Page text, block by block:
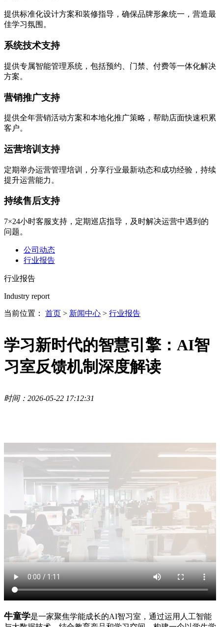
提供标准化设计方案和装修指导，确保品牌形象统一，营造最
佳学习氛围。
系统技术支持
提供专属智能管理系统，包括预约、门禁、付费等一体化解决
方案。
营销推广支持
提供全年营销活动方案和本地化推广策略，帮助店面快速积累
客户。
运营培训支持
定期举办运营管理培训，分享行业最新动态和成功经验，持续
提升运营能力。
持续售后支持
7×24小时客服支持，定期巡店指导，及时解决运营中遇到的
问题。
公司动态
行业报告
行业报告
Industry report
当前位置： 首页 > 新闻中心 > 行业报告
学习新时代的智慧引擎：AI智
习室反馈机制深度解读
时间：2026-05-22 17:12:31
牛童学是一家聚焦学能成长的AI智习室，通过运用人工智能